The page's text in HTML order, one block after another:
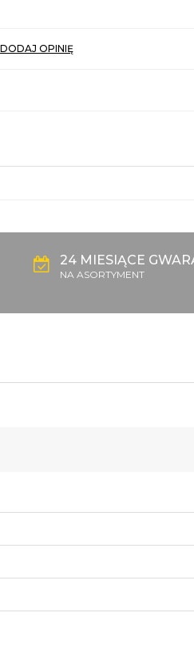
DODAJ OPINIĘ
24 MIESIĄCE
NA ASORTYMENT